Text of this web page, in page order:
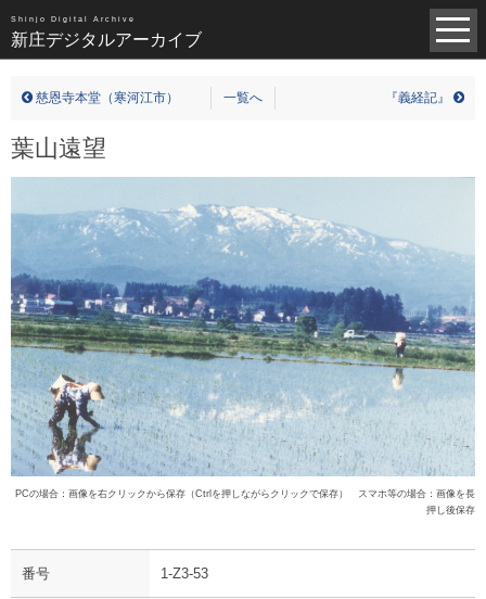
Shinjo Digital Archive
新庄デジタルアーカイブ
近世（14） 近代（19）
タグ全一覧
新庄デジタルアーカイブについて
TOPページ
慈恩寺本堂（寒河江市） 一覧へ 『義経記』
葉山遠望
PCの場合：画像を右クリックから保存（Ctrlを押しながらクリックで保存） スマホ等の場合：画像を長
押し後保存
番号 1-Z3-53